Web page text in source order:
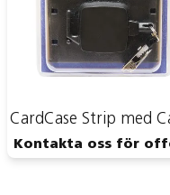
Kontakta oss för